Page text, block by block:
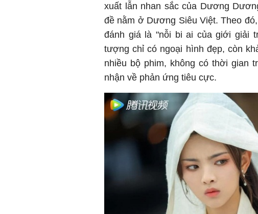
xuất lẫn nhan sắc của Dương
đề nằm ở Dương Siêu Việt. Theo
đánh giá là "nỗi bi ai của giới giải
tượng chỉ có ngoại hình đẹp, còn
nhiều bộ phim, không có thời gian
nhận về phản ứng tiêu cực.